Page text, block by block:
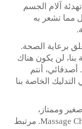
آلام الجسم
سيقلل مما تشعر به
برعاية الصحة.
لن يكون هناك
أنتم
الخاصة بنا
وممتاز،
فيمكنك العثور عليه في Massage Chair Wholesale. مرتبط